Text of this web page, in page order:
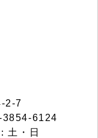
2-7
6124
土・日